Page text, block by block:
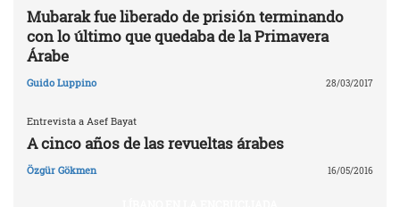
Mubarak fue liberado de prisión terminando
con lo último que quedaba de la Primavera
Árabe
Guido Luppino 28/03/2017
Entrevista a Asef Bayat
A cinco años de las revueltas árabes
Özgür Gökmen 16/05/2016